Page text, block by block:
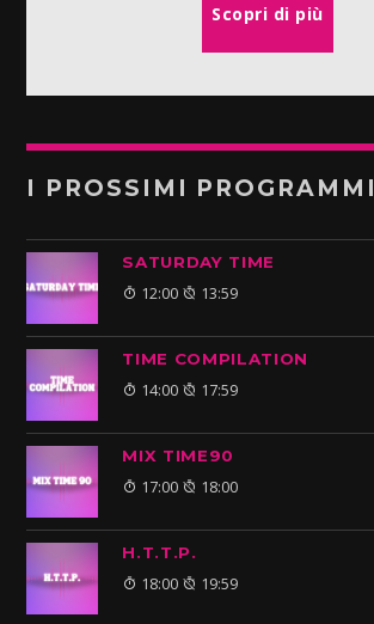
Scopri di più
I PROSSIMI PROGRAMMI
SATURDAY TIME
12:00 13:59
TIME COMPILATION
14:00 17:59
MIX TIME90
17:00 18:00
H.T.T.P.
18:00 19:59